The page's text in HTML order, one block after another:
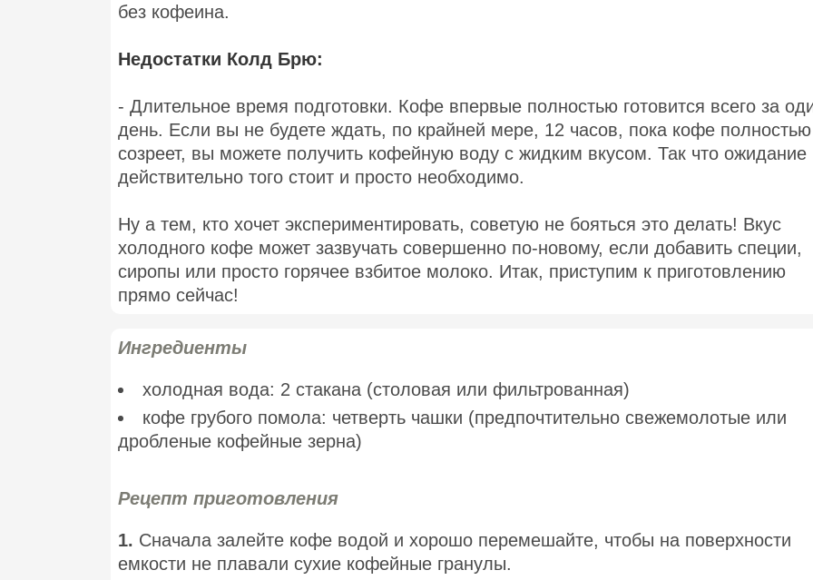
без кофеина.
Недостатки Колд Брю:
- Длительное время подготовки. Кофе впервые полностью готовится всего за
день. Если вы не будете ждать, по крайней мере, 12 часов, пока кофе полностью
созреет, вы можете получить кофейную воду с жидким вкусом. Так что ожидание
действительно того стоит и просто необходимо.
Ну а тем, кто хочет экспериментировать, советую не бояться это делать! Вкус
холодного кофе может зазвучать совершенно по-новому, если добавить специи,
сиропы или просто горячее взбитое молоко. Итак, приступим к приготовлению
прямо сейчас!
Ингредиенты
холодная вода: 2 стакана (столовая или фильтрованная)
кофе грубого помола: четверть чашки (предпочтительно свежемолотые или
дробленые кофейные зерна)
Рецепт приготовления
1. Сначала залейте кофе водой и хорошо перемешайте, чтобы на поверхности
емкости не плавали сухие кофейные гранулы.